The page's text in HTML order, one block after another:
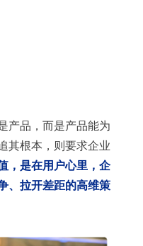
产品，而是产品能为
其根本，则要求企业
，是在用户心里，企
、拉开差距的高维策